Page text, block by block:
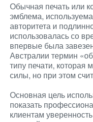
Обычная печать или
эмблема,
авторитета и
использовалась со
впервые была
Австралии термин
типу печати, которая
силы, но при этом
Основная цель
показать
клиентам